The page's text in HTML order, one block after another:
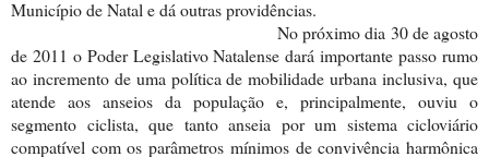
Município de Natal e dá outras providências.
No próximo dia 30 de agosto
de 2011 o Poder Legislativo Natalense dará importante passo rumo
ao incremento de uma política de mobilidade urbana inclusiva, que
atende aos anseios da população e, principalmente, ouviu o
segmento ciclista, que tanto anseia por um sistema cicloviário
compatível com os parâmetros mínimos de convivência harmônica